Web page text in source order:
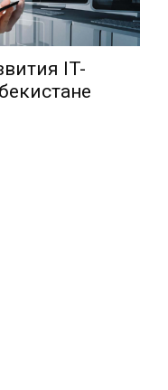
IT-